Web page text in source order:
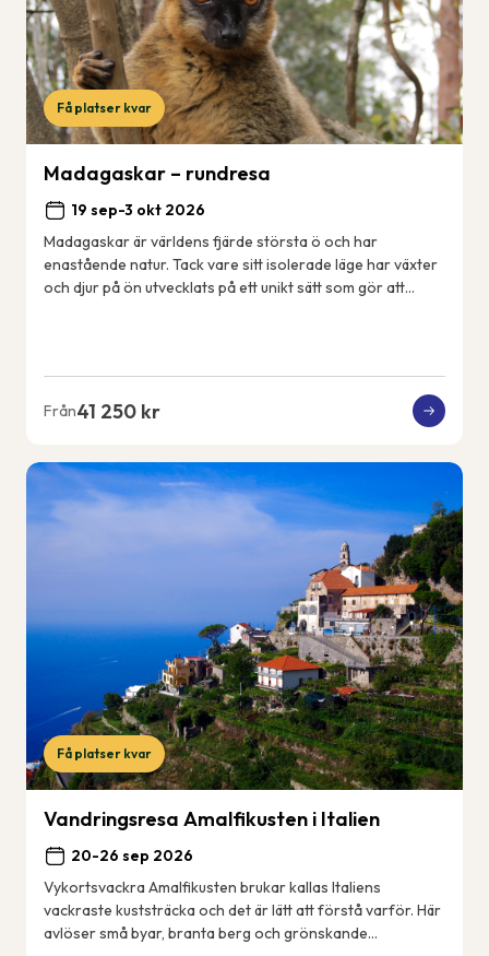
Få platser kvar
Madagaskar – rundresa
19 sep-3 okt 2026
Madagaskar är världens fjärde största ö och har
enastående natur. Tack vare sitt isolerade läge har växter
och djur på ön utvecklats på ett unikt sätt som gör att
Från41 250 kr
Få platser kvar
Vandringsresa Amalfikusten i Italien
20-26 sep 2026
Vykortsvackra Amalfikusten brukar kallas Italiens
vackraste kuststräcka och det är lätt att förstå varför. Här
avlöser små byar, branta berg och grönskande